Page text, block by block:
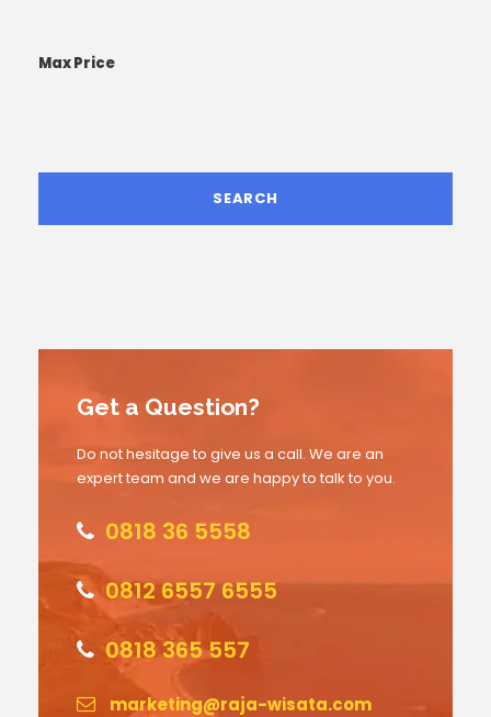
Max Price
Get a Question?
Do not hesitage to give us a call. We are an
expert team and we are happy to talk to you.
0818 36 5558
0812 6557 6555
0818 365 557
marketing@raja-wisata.com